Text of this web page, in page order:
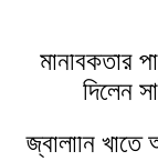
মানবিকতার
দিলেন
জ্বালানি খাতে